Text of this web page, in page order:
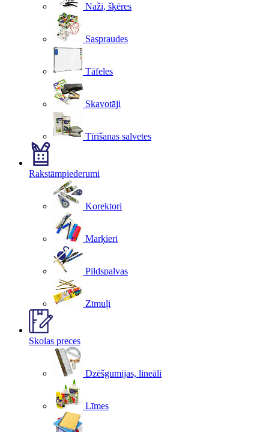
Naži, šķēres
Saspraudes
Tāfeles
Skavotāji
Tīrīšanas salvetes
Rakstāmpiederumi
Korektori
Marķieri
Pildspalvas
Zīmuļi
Skolas preces
Dzēšgumijas, lineāli
Līmes